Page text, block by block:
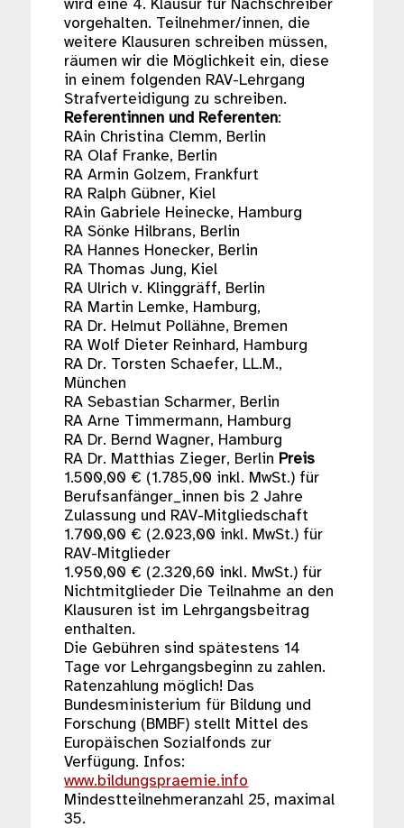
wird eine 4. Klausur für Nachschreiber
vorgehalten. Teilnehmer/innen, die
weitere Klausuren schreiben müssen,
räumen wir die Möglichkeit ein, diese
in einem folgenden RAV-Lehrgang
Strafverteidigung zu schreiben.
Referentinnen und Referenten:
RAin Christina Clemm, Berlin
RA Olaf Franke, Berlin
RA Armin Golzem, Frankfurt
RA Ralph Gübner, Kiel
RAin Gabriele Heinecke, Hamburg
RA Sönke Hilbrans, Berlin
RA Hannes Honecker, Berlin
RA Thomas Jung, Kiel
RA Ulrich v. Klinggräff, Berlin
RA Martin Lemke, Hamburg,
RA Dr. Helmut Pollähne, Bremen
RA Wolf Dieter Reinhard, Hamburg
RA Dr. Torsten Schaefer, LL.M.,
München
RA Sebastian Scharmer, Berlin
RA Arne Timmermann, Hamburg
RA Dr. Bernd Wagner, Hamburg
RA Dr. Matthias Zieger, Berlin Preis
1.500,00 € (1.785,00 inkl. MwSt.) für
Berufsanfänger_innen bis 2 Jahre
Zulassung und RAV-Mitgliedschaft
1.700,00 € (2.023,00 inkl. MwSt.) für
RAV-Mitglieder
1.950,00 € (2.320,60 inkl. MwSt.) für
Nichtmitglieder Die Teilnahme an den
Klausuren ist im Lehrgangsbeitrag
enthalten.
Die Gebühren sind spätestens 14
Tage vor Lehrgangsbeginn zu zahlen.
Ratenzahlung möglich! Das
Bundesministerium für Bildung und
Forschung (BMBF) stellt Mittel des
Europäischen Sozialfonds zur
Verfügung. Infos:
www.bildungspraemie.info
Mindestteilnehmeranzahl 25, maximal
35.